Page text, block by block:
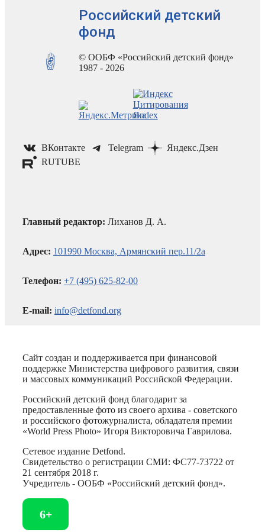
Российский детский
фонд
© ООБФ «Российский детский фонд»
1987 - 2026
ВКонтакте Telegram
Яндекс.Дзен
RUTUBE
Главный редактор: Лиханов Д. А.
Адрес: 101990 Москва, Армянский пер.11/2а
Телефон: +7 (495) 625-82-00
E-mail: info@detfond.org
Сайт создан и поддерживается при финансовой
поддержке Министерства цифрового развития, связи
и массовых коммуникаций Российской Федерации.
Российский детский фонд благодарит за
предоставленные фото из своего архива - советского
и российского фотожурналиста, обладателя премии
«World Press Photo» Игоря Викторовича Гаврилова.
Сетевое издание Detfond.
Свидетельство о регистрации СМИ: ФС77-73722 от
21 сентября 2018 г.
Учредитель - ООБФ «Российский детский фонд».
6+